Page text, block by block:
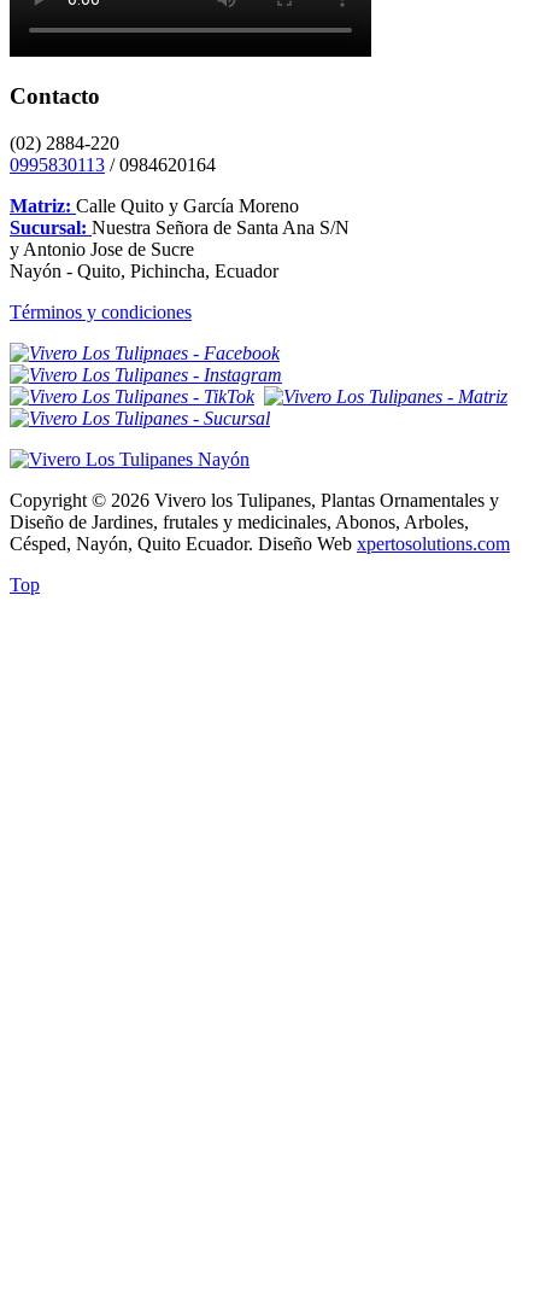
Contacto
(02) 2884-220
0995830113 / 0984620164
Matriz: Calle Quito y García Moreno
Sucursal: Nuestra Señora de Santa Ana S/N
y Antonio Jose de Sucre
Nayón - Quito, Pichincha, Ecuador
Términos y condiciones
Copyright © 2026 Vivero los Tulipanes, Plantas Ornamentales y
Diseño de Jardines, frutales y medicinales, Abonos, Arboles,
Césped, Nayón, Quito Ecuador. Diseño Web xpertosolutions.com
Top